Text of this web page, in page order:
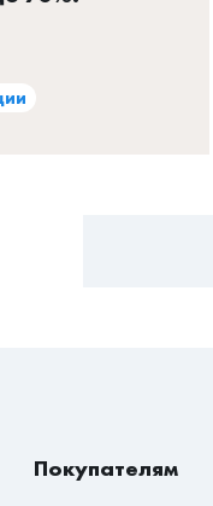
Покупателям